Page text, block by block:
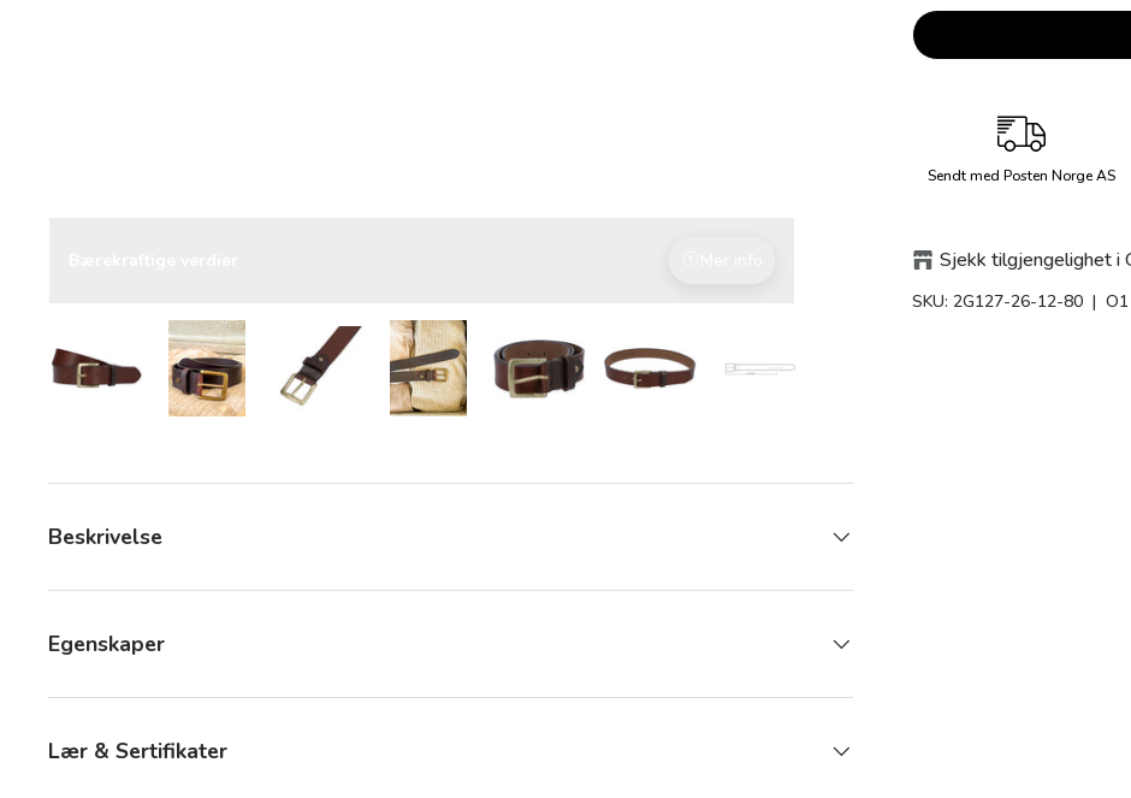
Med kjærlighet til detaljene
Sendt med Posten Norge AS
Sjekk tilgjengelighet i
SKU: 2G127-26-12-80 | O1
Beskrivelse
Egenskaper
Lær & Sertifikater